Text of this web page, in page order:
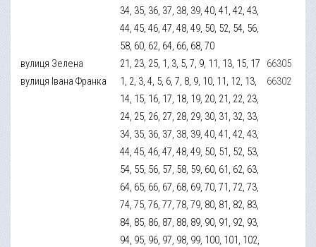
34, 35, 36, 37, 38, 39, 40, 41, 42, 43,
44, 45, 46, 47, 48, 49, 50, 52, 54, 56,
58, 60, 62, 64, 66, 68, 70
вулиця Зелена 21, 23, 25, 1, 3, 5, 7, 9, 11, 13, 15, 17
66305
вулиця Івана Франка
1, 2, 3, 4, 5, 6, 7, 8, 9, 10, 11, 12, 13,
14, 15, 16, 17, 18, 19, 20, 21, 22, 23,
24, 25, 26, 27, 28, 29, 30, 31, 32, 33,
34, 35, 36, 37, 38, 39, 40, 41, 42, 43,
44, 45, 46, 47, 48, 49, 50, 51, 52, 53,
54, 55, 56, 57, 58, 59, 60, 61, 62, 63,
64, 65, 66, 67, 68, 69, 70, 71, 72, 73,
74, 75, 76, 77, 78, 79, 80, 81, 82, 83,
84, 85, 86, 87, 88, 89, 90, 91, 92, 93,
94, 95, 96, 97, 98, 99, 100, 101, 102,
66302